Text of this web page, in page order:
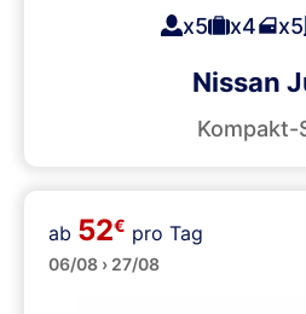
x5 x4 x5
Nissan
Kompakt-
SUVs
ab 52€ pro Tag
06/08 › 27/08